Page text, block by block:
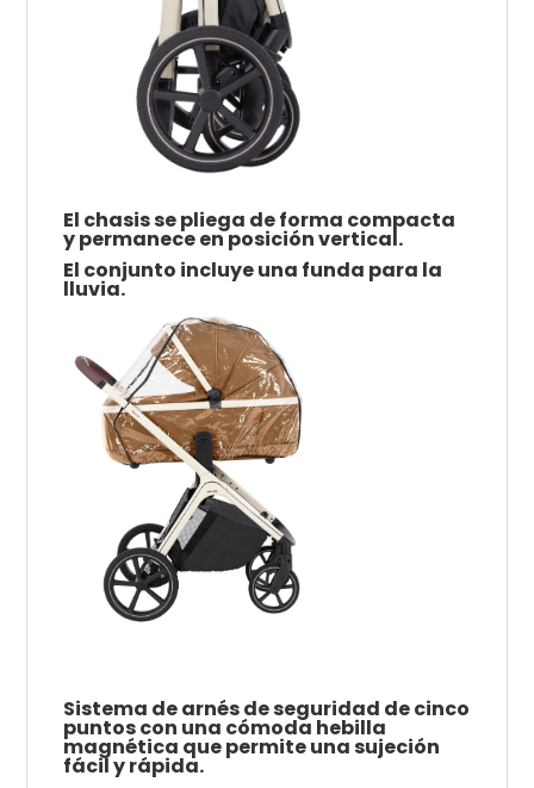
El chasis se pliega de forma compacta
y permanece en posición vertical.
El conjunto incluye una funda para la
lluvia.
Sistema de arnés de seguridad de cinco
puntos con una cómoda hebilla
magnética que permite una sujeción
fácil y rápida.